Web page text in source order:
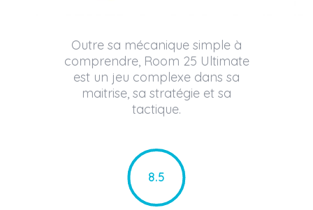
Outre sa mécanique simple à
comprendre, Room 25 Ultimate
est un jeu complexe dans sa
maitrise, sa stratégie et sa
tactique.
8.5